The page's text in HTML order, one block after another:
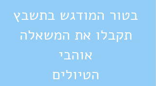
בטור המודגש בתשבץ
תקבלו את המשאלה
אוהבי
הטיולים